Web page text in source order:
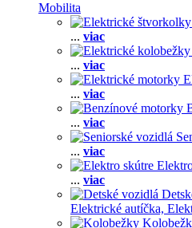
Mobilita
... viac
... viac
... viac
... viac
... viac
... viac
Elektrické autíčka,